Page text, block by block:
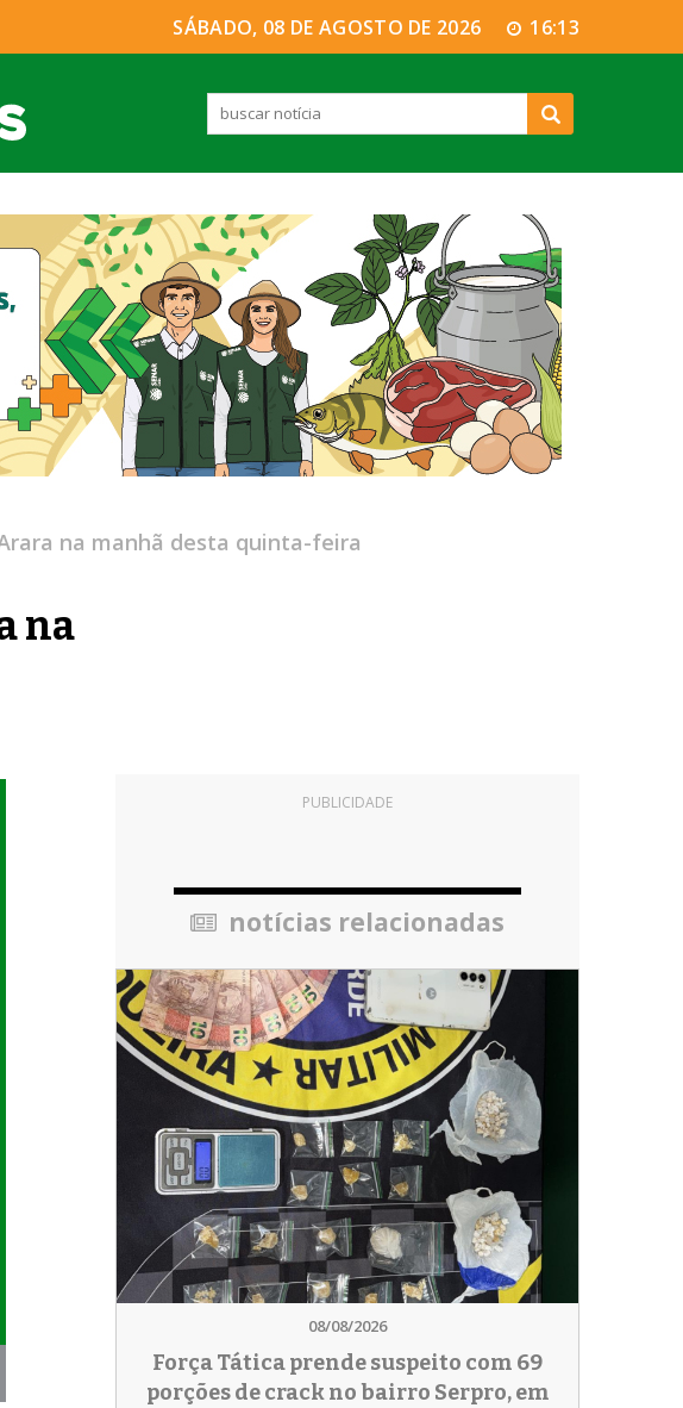
SÁBADO, 08 DE AGOSTO DE 2026 16:13
na manhã desta quinta-feira
na
PUBLICIDADE
notícias relacionadas
08/08/2026
Força Tática prende suspeito com 69
porções de crack no bairro Serpro, em